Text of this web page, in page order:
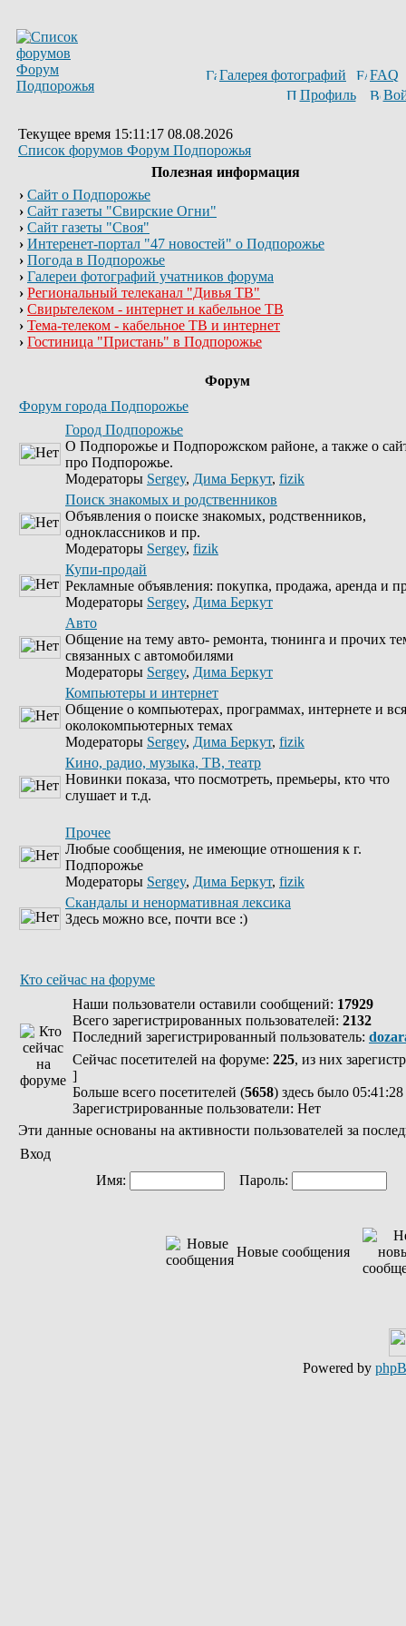
Галерея фотографий
FAQ
Профиль
Текущее время 15:11:17 08.08.2026
Список форумов Форум Подпорожья
Полезная информация
› Сайт о Подпорожье
› Сайт газеты "Свирские Огни"
› Сайт газеты "Своя"
› Интеренет-портал "47 новостей" о Подпорожье
› Погода в Подпорожье
› Галереи фотографий учатников форума
› Региональный телеканал "Дивья ТВ"
› Свирьтелеком - интернет и кабельное ТВ
› Тема-телеком - кабельное ТВ и интернет
› Гостиница "Пристань" в Подпорожье
Форум
Форум города Подпорожье
Город Подпорожье
О Подпорожье и Подпорожском районе, а также о
про Подпорожье.
Модераторы Sergey, Дима Беркут, fizik
Поиск знакомых и родственников
Объявления о поиске знакомых, родственников,
одноклассников и пр.
Модераторы Sergey, fizik
Купи-продай
Рекламные объявления: покупка, продажа, аренда и
Модераторы Sergey, Дима Беркут
Авто
Общение на тему авто- ремонта, тюнинга и прочих
связанных с автомобилями
Модераторы Sergey, Дима Беркут
Компьютеры и интернет
Общение о компьютерах, программах, интернете и
околокомпьютерных темах
Модераторы Sergey, Дима Беркут, fizik
Кино, радио, музыка, ТВ, театр
Новинки показа, что посмотреть, премьеры, кто что
слушает и т.д.
Прочее
Любые сообщения, не имеющие отношения к г.
Подпорожье
Модераторы Sergey, Дима Беркут, fizik
Скандалы и ненормативная лексика
Здесь можно все, почти все :)
Кто сейчас на форуме
Наши пользователи оставили сообщений: 17929
Всего зарегистрированных пользователей: 2132
Последний зарегистрированный пользователь:
Сейчас посетителей на форуме: 225, из них
]
Больше всего посетителей (5658) здесь было
Зарегистрированные пользователи: Нет
Эти данные основаны на активности пользователей за
Вход
Имя:
Пароль:
Новые сообщения
Powered by